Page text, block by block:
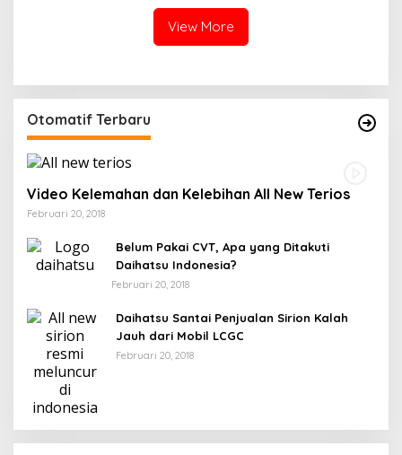
View More
Otomatif Terbaru
Video Kelemahan dan Kelebihan All New Terios
Februari 20, 2018
Belum Pakai CVT, Apa yang Ditakuti
Daihatsu Indonesia?
Februari 20, 2018
Daihatsu Santai Penjualan Sirion Kalah
Jauh dari Mobil LCGC
Februari 20, 2018